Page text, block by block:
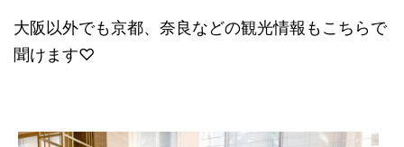
大阪以外でも京都、奈良などの観光情報もこちらで
聞けます♡